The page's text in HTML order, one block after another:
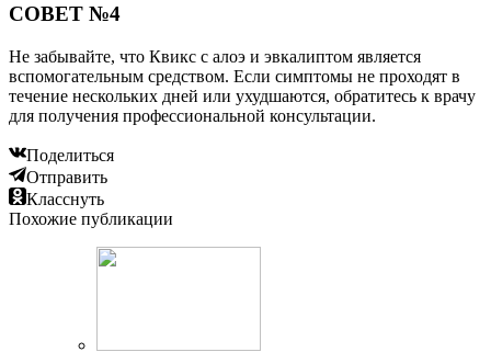
СОВЕТ №4
Не забывайте, что Квикс с алоэ и эвкалиптом является
вспомогательным средством. Если симптомы не проходят в
течение нескольких дней или ухудшаются, обратитесь к врачу
для получения профессиональной консультации.
Поделиться
Отправить
Класснуть
Похожие публикации